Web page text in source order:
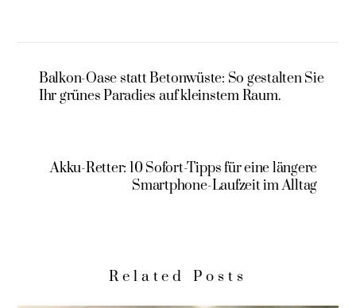
Balkon-Oase statt Betonwüste: So gestalten Sie
Ihr grünes Paradies auf kleinstem Raum.
Akku-Retter: 10 Sofort-Tipps für eine längere
Smartphone-Laufzeit im Alltag
Related Posts